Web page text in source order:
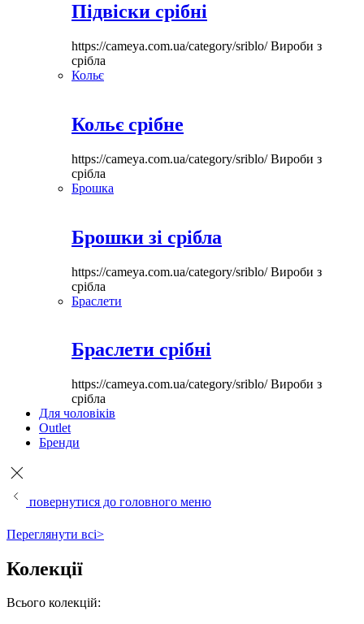
Підвіски срібні
https://cameya.com.ua/category/sriblo/Вироби з
срібла
Кольє
Кольє срібне
https://cameya.com.ua/category/sriblo/Вироби з
срібла
Брошка
Брошки зі срібла
https://cameya.com.ua/category/sriblo/Вироби з
срібла
Браслети
Браслети срібні
https://cameya.com.ua/category/sriblo/Вироби з
срібла
Для чоловіків
Outlet
Бренди
повернутися до головного меню
Переглянути всі>
Колекції
Всього колекцій: